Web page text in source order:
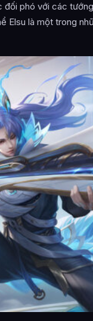
phó với các
Elsu là một trong